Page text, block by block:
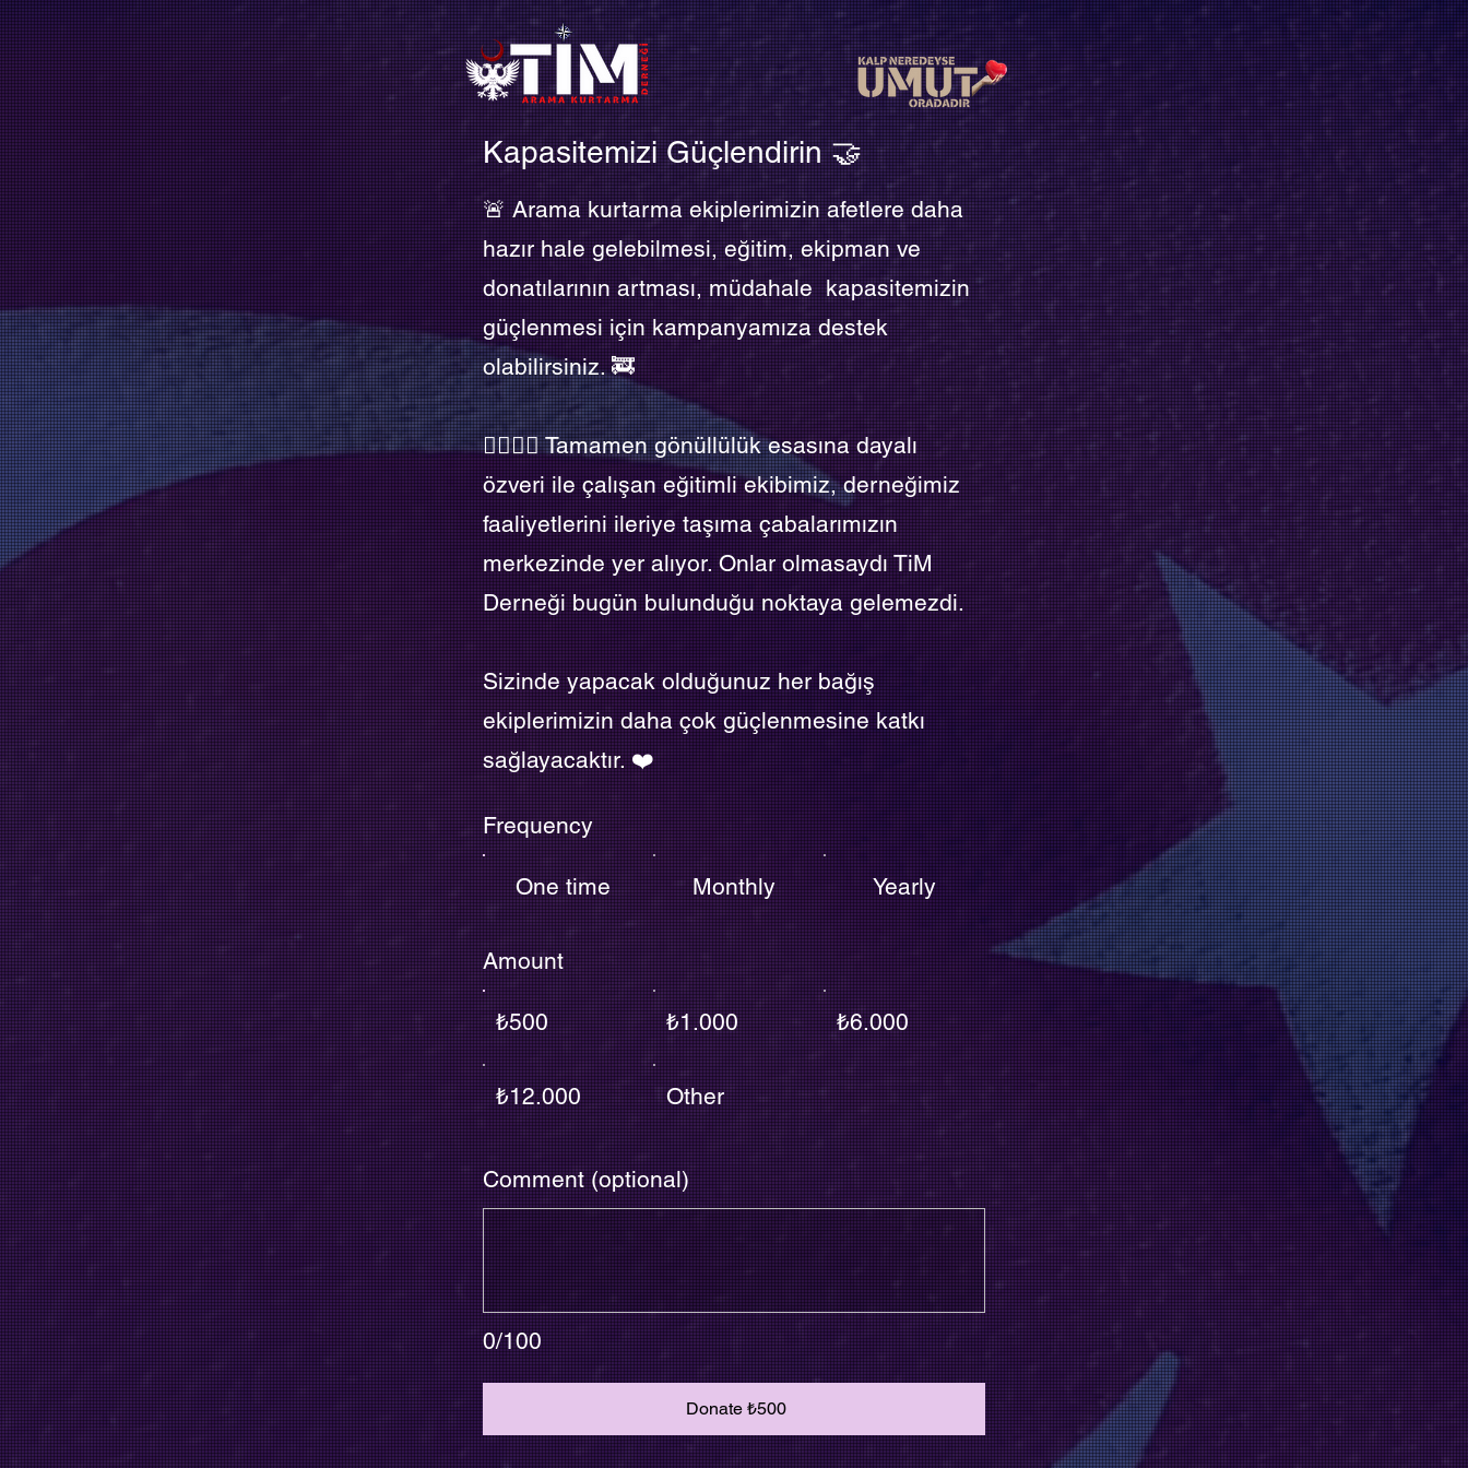
Kapasitemizi Güçlendirin 🤝
🚨 Arama kurtarma ekiplerimizin afetlere daha
hazır hale gelebilmesi, eğitim, ekipman ve
donatılarının artması, müdahale kapasitemizin
güçlenmesi için kampanyamıza destek
olabilirsiniz. 🚒
👷‍♀️👷‍♂️ Tamamen gönüllülük esasına dayalı
özveri ile çalışan eğitimli ekibimiz, derneğimiz
faaliyetlerini ileriye taşıma çabalarımızın
merkezinde yer alıyor. Onlar olmasaydı TiM
Derneği bugün bulunduğu noktaya gelemezdi.
Sizinde yapacak olduğunuz her bağış
ekiplerimizin daha çok güçlenmesine katkı
sağlayacaktır. ❤️
Frequency
One time Monthly Yearly
Amount
₺500 ₺1.000 ₺6.000
₺12.000 Other
0/100
Comment (optional)
Donate ₺500